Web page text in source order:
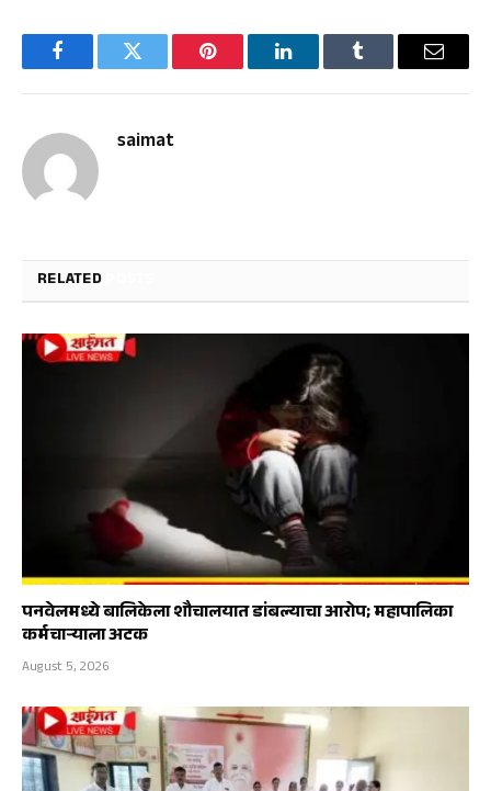
FacebookTwitter Pinterest LinkedInTumblr Email
saimat
RELATED
पनवेलमध्ये बालिकेला शौचालयात डांबल्याचा आरोप; महापालिका
कर्मचाऱ्याला अटक
August 5, 2026